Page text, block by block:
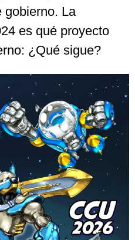
gobierno. La
es qué proyecto
¿Qué sigue?